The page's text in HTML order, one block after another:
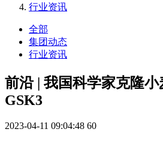
行业资讯
全部
集团动态
行业资讯
前沿 | 我国科学家克隆小
GSK3
2023-04-11 09:04:48 60